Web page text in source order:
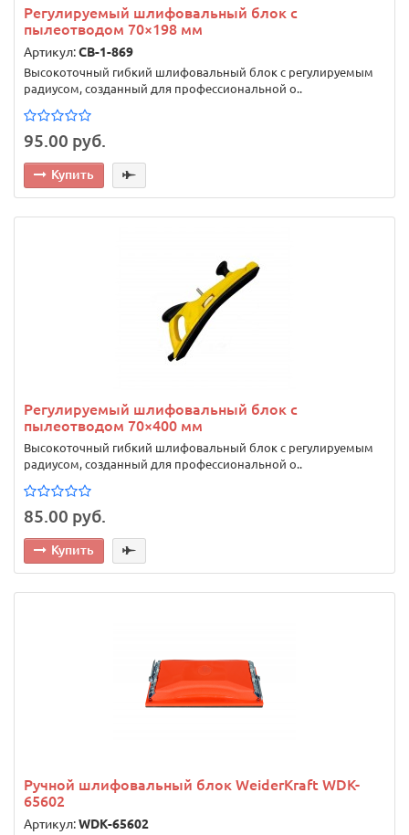
Регулируемый шлифовальный блок с
пылеотводом 70×198 мм
Артикул:CB-1-869
Высокоточный гибкий шлифовальный блок с регулируемым
радиусом, созданный для профессиональной о..
95.00 руб.
Купить
Регулируемый шлифовальный блок с
пылеотводом 70×400 мм
Высокоточный гибкий шлифовальный блок с регулируемым
радиусом, созданный для профессиональной о..
85.00 руб.
Купить
Ручной шлифовальный блок WeiderKraft WDK-
65602
Артикул:WDK-65602